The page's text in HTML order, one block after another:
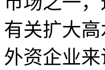
有关扩大
外资企业